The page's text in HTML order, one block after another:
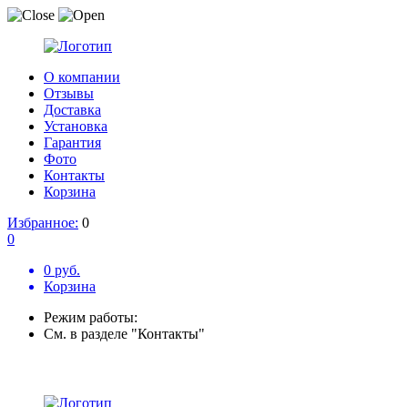
О компании
Отзывы
Доставка
Установка
Гарантия
Фото
Контакты
Корзина
Избранное: 0
0
0 руб.
Корзина
Режим работы:
См. в разделе "Контакты"